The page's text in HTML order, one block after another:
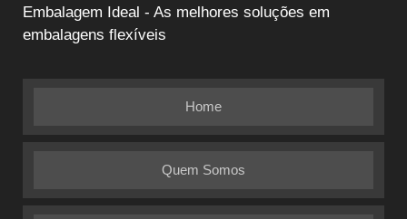
Embalagem Ideal - As melhores soluções em
embalagens flexíveis
Home
Quem Somos